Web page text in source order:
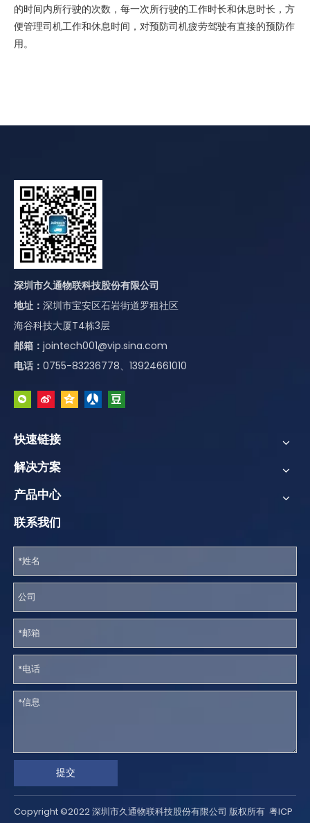
的时间内所行驶的次数，每一次所行驶的工作时长和休息时长，方
便管理司机工作和休息时间，对预防司机疲劳驾驶有直接的预防作
用。
深圳市久通物联科技股份有限公司
地址： 深圳市宝安区石岩街道罗租社区
海谷科技大厦T4栋3层
邮箱： jointech001@vip.sina.com
电话： 0755-83236778、13924661010
快速链接
解决方案
产品中心
联系我们
提交
Copyright ©2022 深圳市久通物联科技股份有限公司 版权所有 粤ICP